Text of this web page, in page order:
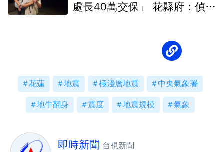
處長40萬交保」 花縣府：偵辦
花蓮 地震 極淺層地震 中央氣象署
地牛翻身 震度 地震規模 氣象
即時新聞 台視新聞